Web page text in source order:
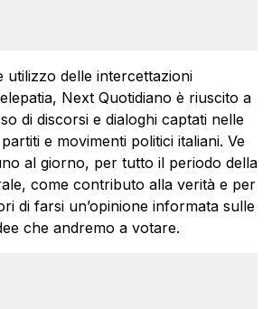
utilizzo delle intercettazioni
Next Quotidiano è riuscito a
di discorsi e dialoghi captati nelle
e movimenti politici italiani. Ve
al giorno, per tutto il periodo della
come contributo alla verità e per
di farsi un’opinione informata sulle
che andremo a votare.